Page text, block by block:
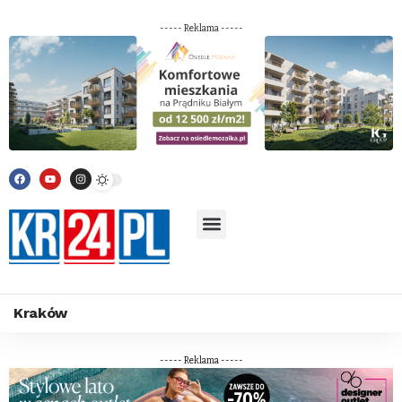
----- Reklama -----
Kraków
----- Reklama -----